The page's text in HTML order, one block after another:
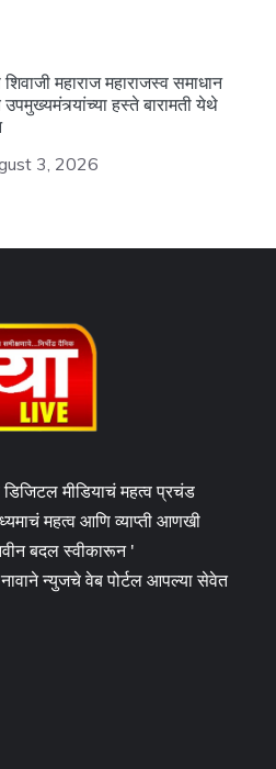
महाराज महाराजस्व समाधान
उपमुख्यमंत्र्यांच्या हस्ते बारामती येथे
3, 2026
डिजिटल मीडियाचं महत्व प्रचंड
महत्व आणि व्याप्ती आणखी
बदल स्वीकारून '
नावाने न्युजचे वेब पोर्टल आपल्या सेवेत